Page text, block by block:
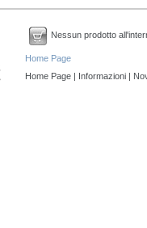
Nessun prodotto
Home Page
Home Page | Informazioni |